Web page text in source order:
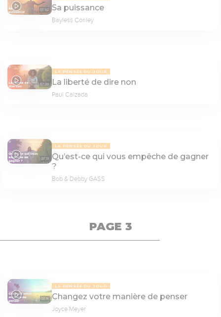
07:52 Sa puissance
Bayless Conley
07:28
LA PENSÉE DU JOUR
La liberté de dire non
Paul Calzada
07:31
LA PENSÉE DU JOUR
Qu’est-ce qui vous empêche de gagner
?
Bob & Debby GASS
PAGE 3
08:14
LA PENSÉE DU JOUR
Changez votre manière de penser
Joyce Meyer